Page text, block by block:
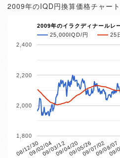
2009年のIQD円換算価格チャート
2009年のイラクディナールレ
25,000IQD/円
25
08/12/3009/02/0409/03/1209/04/2009/05/2609/07/0209/08/07
09/
1,800
2,000
2,200
2,400